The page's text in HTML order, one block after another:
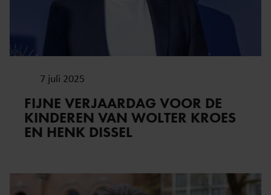
7 juli 2025
FIJNE VERJAARDAG VOOR DE
KINDEREN VAN WOLTER KROES
EN HENK DISSEL